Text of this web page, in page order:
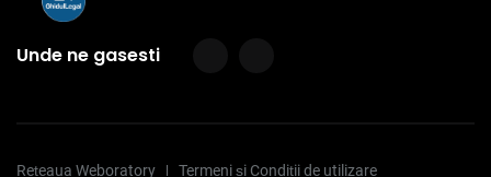
Unde ne gasesti
Rețeaua Weboratory Termeni și Condiții de utilizare